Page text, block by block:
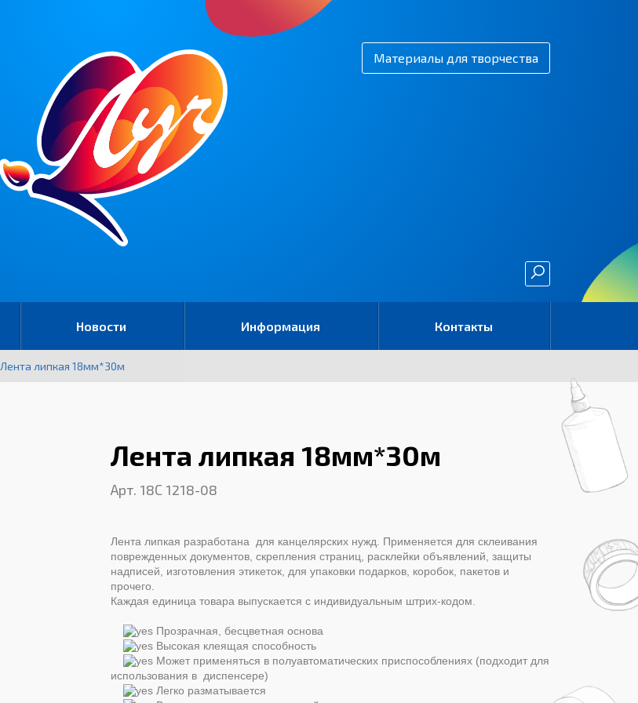
Материалы для творчества
Новости Информация Контакты
Лента липкая 18мм*30м
Лента липкая 18мм*30м
Арт. 18С 1218-08
Лента липкая разработана для канцелярских нужд. Применяется для склеивания
поврежденных документов, скрепления страниц, расклейки объявлений, защиты
надписей, изготовления этикеток, для упаковки подарков, коробок, пакетов и
прочего.
Каждая единица товара выпускается с индивидуальным штрих-кодом.
Прозрачная, бесцветная основа
Высокая клеящая способность
Может применяться в полуавтоматических приспособлениях (подходит для
использования в диспенсере)
Легко разматывается